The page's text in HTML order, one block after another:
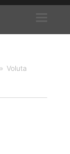
» Voluta